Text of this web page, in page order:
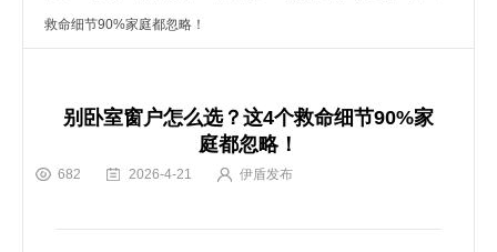
救命细节90%家庭都忽略！
别卧室窗户怎么选？这4个救命细节90%家
庭都忽略！
682 2026-4-21 伊盾发布